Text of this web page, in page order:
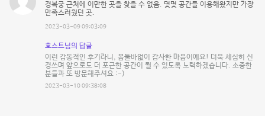
경복궁 근처에 이만한 곳을 찾을 수 없음. 몇몇 공간들 이용해왔지만 가장
만족스러웠던 곳.
2023-03-09 09:03:09
호스트님의 답글
이런 감동적인 후기라니, 몸둘바없이 감사한 마음이에요! 더욱 세심히 신
경쓰며 앞으로도 더 포근한 공간이 될 수 있도록 노력하겠습니다. 소중한
분들과 또 방문해주셔요 :-)
2023-03-10 09:38:08